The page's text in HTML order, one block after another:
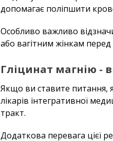
допомагає поліпшити
Особливо важливо
або вагітним жінкам
Гліцинат магнію -
Якщо ви ставите питання,
лікарів інтегративної
тракт.
Додаткова перевага цієї